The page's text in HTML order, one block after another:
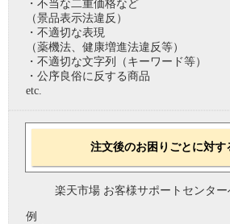
・不当な二重価格など
（景品表示法違反）
・不適切な表現
（薬機法、健康増進法違反等）
・不適切な文字列（キーワード等）
・公序良俗に反する商品
etc.
注文後のお困りごとに対す
楽天市場 お客様サポートセンター
例